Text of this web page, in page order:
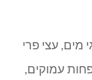
מים, עצי פרי
עמוקים,